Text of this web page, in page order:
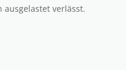
verlässt.